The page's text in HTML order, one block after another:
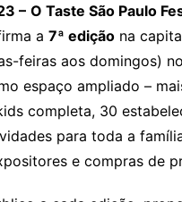
– O Taste São Paulo
a 7ª edição na
feiras aos domingos) no
espaço ampliado –
completa, 30
para toda a
e compras de